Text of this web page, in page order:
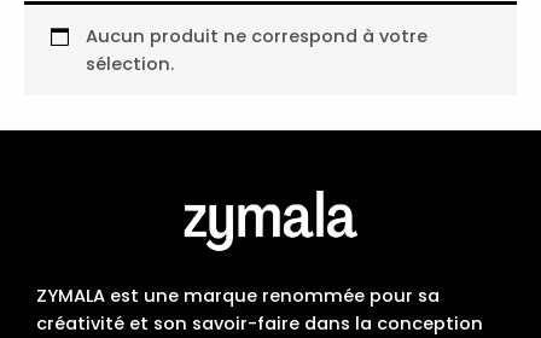
Aucun produit ne correspond à votre
sélection.
ZYMALA est une marque renommée pour sa
créativité et son savoir-faire dans la conception